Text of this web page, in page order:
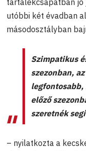
tartalékcsapatban jó
utóbbi két évadban
másodosztályban
Szimpatikus
szezonban,
legfontosabb,
előző
szeretnék
– nyilatkozta a